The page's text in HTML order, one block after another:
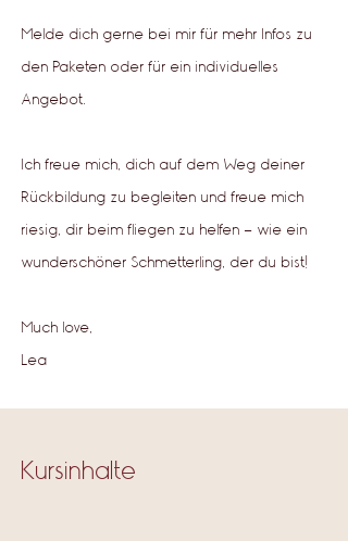
Melde dich gerne bei mir für mehr Infos zu
den Paketen oder für ein individuelles
Angebot.
Ich freue mich, dich auf dem Weg deiner
Rückbildung zu begleiten und freue mich
riesig, dir beim fliegen zu helfen - wie ein
wunderschöner Schmetterling, der du bist!
Much love,
Lea
Kursinhalte